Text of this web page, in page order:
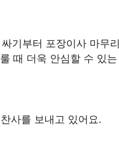
기부터 포장이사 마무리
때 더욱 안심할 수 있는
사를 보내고 있어요.